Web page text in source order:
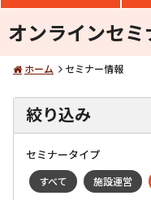
オンラインセ
ホーム セミナー情報
絞り込み
セミナータイプ
すべて 施設運営